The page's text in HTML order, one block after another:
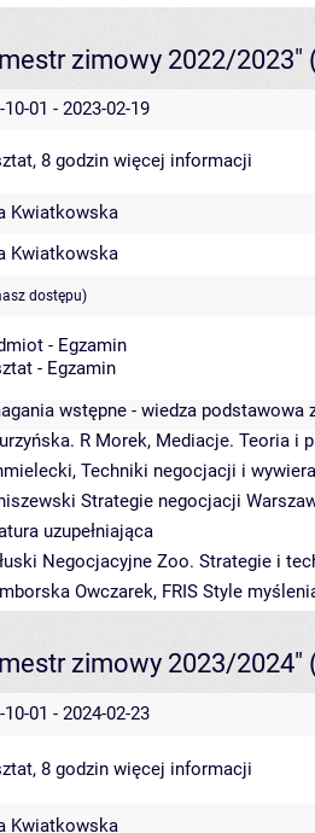
zimowy 2022/2023"
10-01 - 2023-02-19
8 godzin więcej informacji
Kwiatkowska
Kwiatkowska
dostępu)
- Egzamin
- Egzamin
wstępne - wiedza
R Morek, Mediacje. Teoria i
Techniki negocjacji i
Strategie negocjacji
uzupełniająca
Negocjacyjne Zoo. Strategie i
Owczarek, FRIS Style
zimowy 2023/2024"
10-01 - 2024-02-23
8 godzin więcej informacji
Kwiatkowska